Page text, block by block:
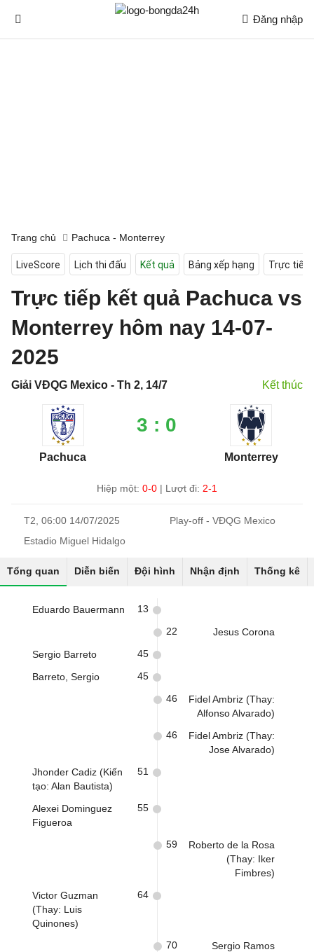
Đăng nhập
Trang chủ Pachuca - Monterrey
LiveScore Lịch thi đấu Kết quả Bảng xếp hạng Trực tiếp
Trực tiếp kết quả Pachuca vs
Monterrey hôm nay 14-07-
2025
Giải VĐQG Mexico - Th 2, 14/7 Kết thúc
Pachuca
3 : 0
Monterrey
Hiệp một: 0-0 | Lượt đi: 2-1
T2, 06:00 14/07/2025
Play-off - VĐQG Mexico
Estadio Miguel Hidalgo
Tổng quan Diễn biến Đội hình Nhận định Thống kê
Eduardo Bauermann 13
Jesus Corona
22
Sergio Barreto 45
Barreto, Sergio 45
Fidel Ambriz (Thay:
Alfonso Alvarado)
46
Fidel Ambriz (Thay:
Jose Alvarado)
46
Jhonder Cadiz (Kiến
tạo: Alan Bautista)
51
Alexei Dominguez
Figueroa
55
Roberto de la Rosa
(Thay: Iker
Fimbres)
59
Victor Guzman
(Thay: Luis
Quinones)
64
Sergio Ramos
70